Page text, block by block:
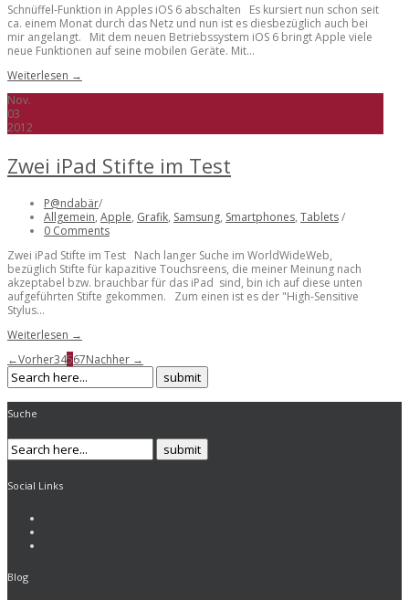
Schnüffel-Funktion in Apples iOS 6 abschalten Es kursiert nun schon seit
ca. einem Monat durch das Netz und nun ist es diesbezüglich auch bei
mir angelangt. Mit dem neuen Betriebssystem iOS 6 bringt Apple viele
neue Funktionen auf seine mobilen Geräte. Mit...
Weiterlesen →
Nov.
03
2012
Zwei iPad Stifte im Test
P@ndabär/
Allgemein, Apple, Grafik, Samsung, Smartphones, Tablets/
0 Comments
Zwei iPad Stifte im Test Nach langer Suche im WorldWideWeb,
bezüglich Stifte für kapazitive Touchsreens, die meiner Meinung nach
akzeptabel bzw. brauchbar für das iPad sind, bin ich auf diese unten
aufgeführten Stifte gekommen. Zum einen ist es der "High-Sensitive
Stylus...
Weiterlesen →
←Vorher34567Nachher →
Suche
Social Links
Blog